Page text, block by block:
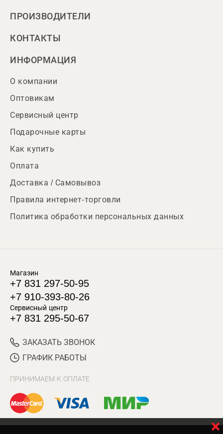
ПРОИЗВОДИТЕЛИ
КОНТАКТЫ
ИНФОРМАЦИЯ
О компании
Оптовикам
Сервисный центр
Подарочные карты
Как купить
Оплата
Доставка / Самовывоз
Правила интернет-торговли
Политика обработки персональных данных
Магазин
+7 831 297-50-95
+7 910-393-80-26
Сервисный центр
+7 831 295-50-67
ЗАКАЗАТЬ ЗВОНОК
ГРАФИК РАБОТЫ
ПРИНИМАЕМ К ОПЛАТЕ